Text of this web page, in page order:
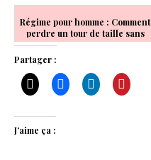
Régime pour homme : Comment
perdre un tour de taille sans
vous forcer ?
Partager :
J’aime ça :